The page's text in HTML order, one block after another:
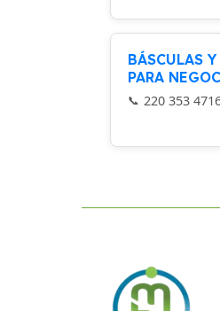
BÁSCULAS
PARA
220 353